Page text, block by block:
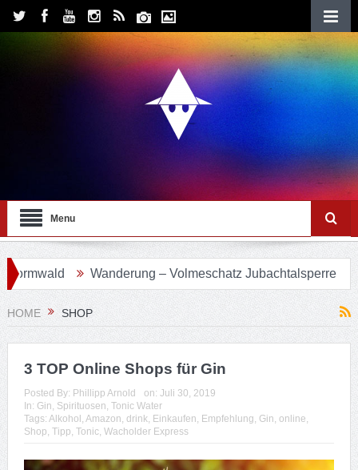
Menu
Wanderung – Volmeschatz Jubachtalsperre
HOME SHOP
3 TOP Online Shops für Gin
Posted By: Phillipp Arnold on: Juli 30, 2019
In: Gin Spirituosen Tonic Water
Tags: Alkohol Amazon drink, Einkaufen Empfehlung Gin online
Shop Tipp Tonic, Wacholder Express